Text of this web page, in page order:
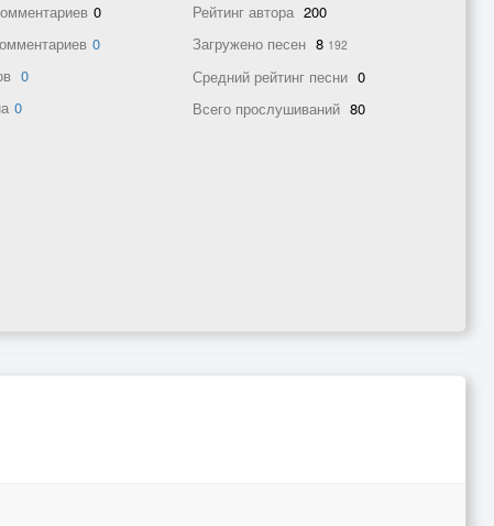
0
0
0
0
Рейтинг автора 200
Загружено песен 8 192
Средний рейтинг песни 0
Всего прослушиваний 80